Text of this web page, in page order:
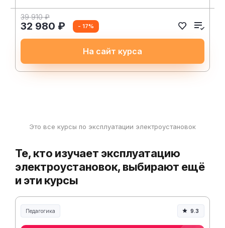
39 910 ₽
32 980 ₽ - 17%
На сайт курса
Это все курсы по эксплуатации электроустановок
Те, кто изучает эксплуатацию
электроустановок, выбирают ещё
и эти курсы
Педагогика
Образование и педагогика
9.3